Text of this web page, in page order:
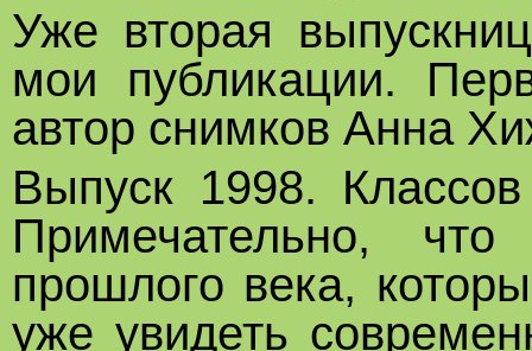
Уже вторая
мои публикации.
автор снимков Анна
Выпуск 1998.
Примечательно,
прошлого века,
уже увидеть